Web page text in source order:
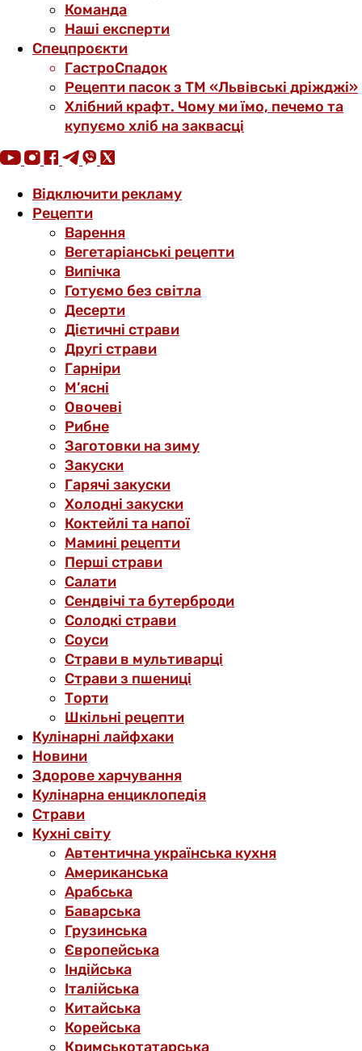
Команда
Наші експерти
Спецпроєкти
ГастроСпадок
Рецепти пасок з ТМ «Львівські дріжджі»
Хлібний крафт. Чому ми їмо, печемо та
купуємо хліб на заквасці
Відключити рекламу
Рецепти
Варення
Вегетаріанські рецепти
Випічка
Готуємо без світла
Десерти
Дієтичні страви
Другі страви
Гарніри
М’ясні
Овочеві
Рибне
Заготовки на зиму
Закуски
Гарячі закуски
Холодні закуски
Коктейлі та напої
Мамині рецепти
Перші страви
Салати
Сендвічі та бутерброди
Солодкі страви
Соуси
Страви в мультиварці
Страви з пшениці
Торти
Шкільні рецепти
Кулінарні лайфхаки
Новини
Здорове харчування
Кулінарна енциклопедія
Страви
Кухні світу
Автентична українська кухня
Американська
Арабська
Баварська
Грузинська
Європейська
Індійська
Італійська
Китайська
Корейська
Кримськотатарська